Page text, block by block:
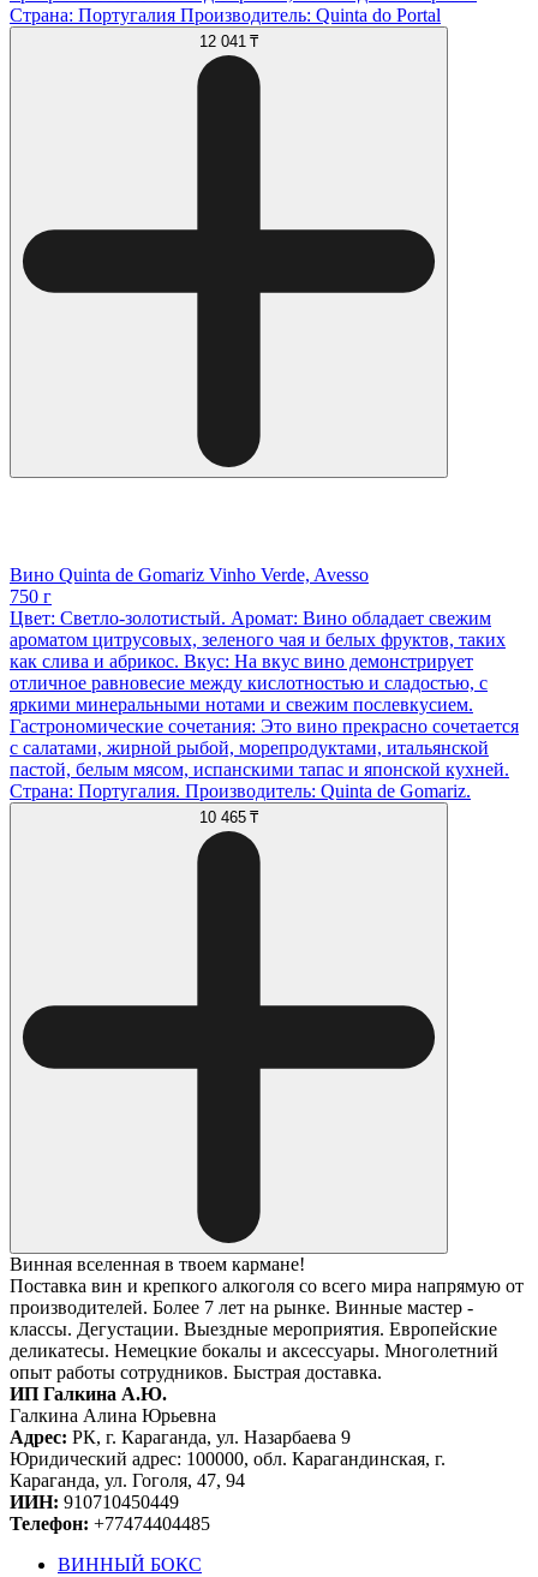
Страна: Португалия Производитель: Quinta do Portal
12 041 ₸
Вино Quinta de Gomariz Vinho Verde, Avesso
750 г
Цвет: Светло-золотистый. Аромат: Вино обладает свежим
ароматом цитрусовых, зеленого чая и белых фруктов, таких
как слива и абрикос. Вкус: На вкус вино демонстрирует
отличное равновесие между кислотностью и сладостью, с
яркими минеральными нотами и свежим послевкусием.
Гастрономические сочетания: Это вино прекрасно сочетается
с салатами, жирной рыбой, морепродуктами, итальянской
пастой, белым мясом, испанскими тапас и японской кухней.
Страна: Португалия. Производитель: Quinta de Gomariz.
10 465 ₸
Винная вселенная в твоем кармане!
Поставка вин и крепкого алкоголя со всего мира напрямую от
производителей. Более 7 лет на рынке. Винные мастер -
классы. Дегустации. Выездные мероприятия. Европейские
деликатесы. Немецкие бокалы и аксессуары. Многолетний
опыт работы сотрудников. Быстрая доставка.
ИП Галкина А.Ю.
Галкина Алина Юрьевна
Адрес: РК, г. Караганда, ул. Назарбаева 9
Юридический адрес: 100000, обл. Карагандинская, г.
Караганда, ул. Гоголя, 47, 94
ИИН: 910710450449
Телефон: +77474404485
ВИННЫЙ БОКС